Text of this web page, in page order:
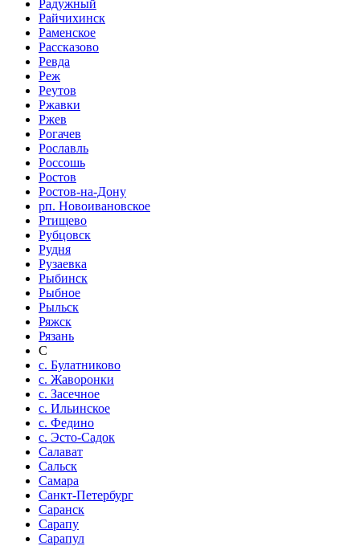
Радужный
Райчихинск
Раменское
Рассказово
Ревда
Реж
Реутов
Ржавки
Ржев
Рогачев
Рославль
Россошь
Ростов
Ростов-на-Дону
рп. Новоивановское
Ртищево
Рубцовск
Рудня
Рузаевка
Рыбинск
Рыбное
Рыльск
Ряжск
Рязань
С
с. Булатниково
с. Жаворонки
с. Засечное
с. Ильинское
с. Федино
с. Эсто-Садок
Салават
Сальск
Самара
Санкт-Петербург
Саранск
Сарапу
Сарапул